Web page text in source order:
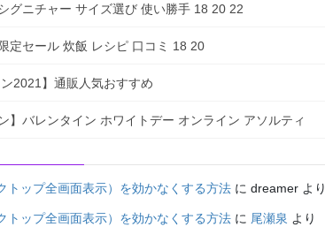
グニチャー サイズ選び 使い勝手 18 20 22
定セール 炊飯 レシピ 口コミ 18 20
2021】通販人気おすすめ
】バレンタイン ホワイトデー オンライン アソルティ
トップ全画面表示）を効かなくする方法 に dreamer より
トップ全画面表示）を効かなくする方法 に 尾瀬泉 より